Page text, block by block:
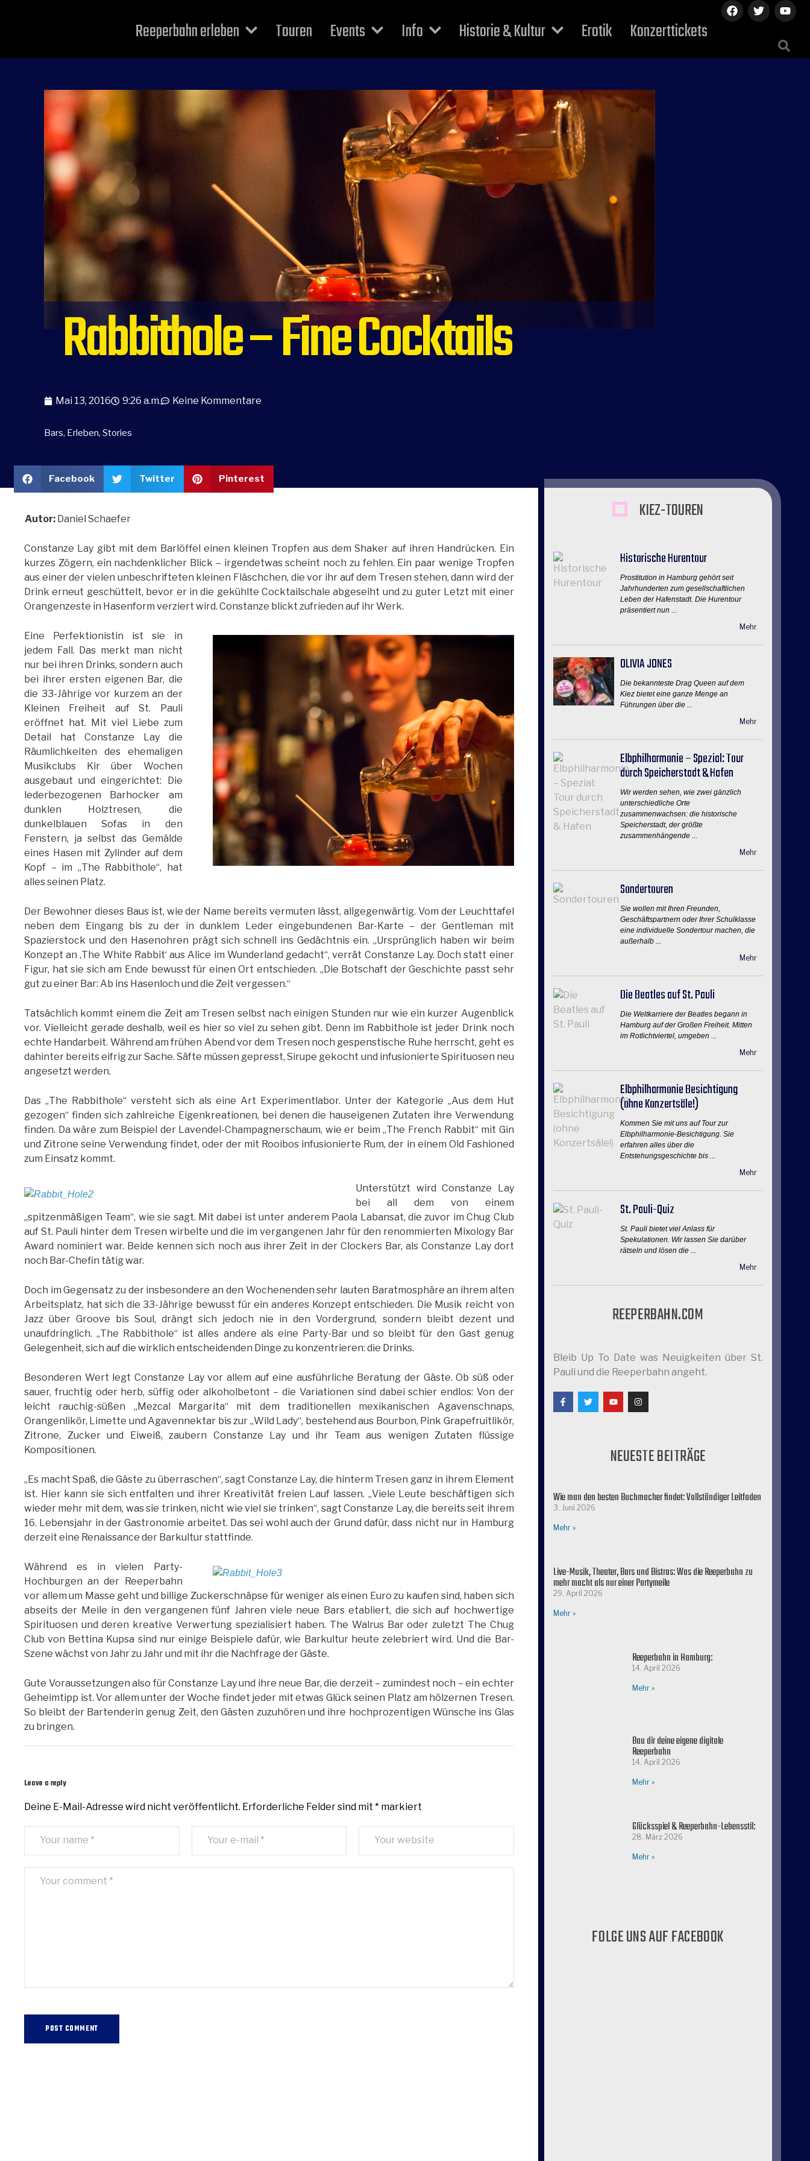
Reeperbahn erleben Touren Events Info Historie & Kultur Erotik Konzerttickets
Rabbithole – Fine Cocktails
Mai 13, 2016 9:26 a.m. Keine Kommentare
Bars, Erleben, Stories
Facebook Twitter Pinterest
Autor: Daniel Schaefer
Constanze Lay gibt mit dem Barlöffel einen kleinen Tropfen aus dem Shaker auf ihren Handrücken. Ein
kurzes Zögern, ein nachdenklicher Blick – irgendetwas scheint noch zu fehlen. Ein paar wenige Tropfen
aus einer der vielen unbeschrifteten kleinen Fläschchen, die vor ihr auf dem Tresen stehen, dann wird der
Drink erneut geschüttelt, bevor er in die gekühlte Cocktailschale abgeseiht und zu guter Letzt mit einer
Orangenzeste in Hasenform verziert wird. Constanze blickt zufrieden auf ihr Werk.
Eine Perfektionistin ist sie in
jedem Fall. Das merkt man nicht
nur bei ihren Drinks, sondern auch
bei ihrer ersten eigenen Bar, die
die 33-Jährige vor kurzem an der
Kleinen Freiheit auf St. Pauli
eröffnet hat. Mit viel Liebe zum
Detail hat Constanze Lay die
Räumlichkeiten des ehemaligen
Musikclubs Kir über Wochen
ausgebaut und eingerichtet: Die
lederbezogenen Barhocker am
dunklen Holztresen, die
dunkelblauen Sofas in den
Fenstern, ja selbst das Gemälde
eines Hasen mit Zylinder auf dem
Kopf – im „The Rabbithole“, hat
alles seinen Platz.
Der Bewohner dieses Baus ist, wie der Name bereits vermuten lässt, allgegenwärtig. Vom der Leuchttafel
neben dem Eingang bis zu der in dunklem Leder eingebundenen Bar-Karte – der Gentleman mit
Spazierstock und den Hasenohren prägt sich schnell ins Gedächtnis ein. „Ursprünglich haben wir beim
Konzept an ‚The White Rabbit‘ aus Alice im Wunderland gedacht“, verrät Constanze Lay. Doch statt einer
Figur, hat sie sich am Ende bewusst für einen Ort entschieden. „Die Botschaft der Geschichte passt sehr
gut zu einer Bar: Ab ins Hasenloch und die Zeit vergessen.“
Tatsächlich kommt einem die Zeit am Tresen selbst nach einigen Stunden nur wie ein kurzer Augenblick
vor. Vielleicht gerade deshalb, weil es hier so viel zu sehen gibt. Denn im Rabbithole ist jeder Drink noch
echte Handarbeit. Während am frühen Abend vor dem Tresen noch gespenstische Ruhe herrscht, geht es
dahinter bereits eifrig zur Sache. Säfte müssen gepresst, Sirupe gekocht und infusionierte Spirituosen neu
angesetzt werden.
Das „The Rabbithole“ versteht sich als eine Art Experimentlabor. Unter der Kategorie „Aus dem Hut
gezogen“ finden sich zahlreiche Eigenkreationen, bei denen die hauseigenen Zutaten ihre Verwendung
finden. Da wäre zum Beispiel der Lavendel-Champagnerschaum, wie er beim „The French Rabbit“ mit Gin
und Zitrone seine Verwendung findet, oder der mit Rooibos infusionierte Rum, der in einem Old Fashioned
zum Einsatz kommt.
Unterstützt wird Constanze Lay
bei all dem von einem
„spitzenmäßigen Team“, wie sie sagt. Mit dabei ist unter anderem Paola Labansat, die zuvor im Chug Club
auf St. Pauli hinter dem Tresen wirbelte und die im vergangenen Jahr für den renommierten Mixology Bar
Award nominiert war. Beide kennen sich noch aus ihrer Zeit in der Clockers Bar, als Constanze Lay dort
noch Bar-Chefin tätig war.
Doch im Gegensatz zu der insbesondere an den Wochenenden sehr lauten Baratmosphäre an ihrem alten
Arbeitsplatz, hat sich die 33-Jährige bewusst für ein anderes Konzept entschieden. Die Musik reicht von
Jazz über Groove bis Soul, drängt sich jedoch nie in den Vordergrund, sondern bleibt dezent und
unaufdringlich. „The Rabbithole“ ist alles andere als eine Party-Bar und so bleibt für den Gast genug
Gelegenheit, sich auf die wirklich entscheidenden Dinge zu konzentrieren: die Drinks.
Besonderen Wert legt Constanze Lay vor allem auf eine ausführliche Beratung der Gäste. Ob süß oder
sauer, fruchtig oder herb, süffig oder alkoholbetont – die Variationen sind dabei schier endlos: Von der
leicht rauchig-süßen „Mezcal Margarita“ mit dem traditionellen mexikanischen Agavenschnaps,
Orangenlikör, Limette und Agavennektar bis zur „Wild Lady“, bestehend aus Bourbon, Pink Grapefruitlikör,
Zitrone, Zucker und Eiweiß, zaubern Constanze Lay und ihr Team aus wenigen Zutaten flüssige
Kompositionen.
„Es macht Spaß, die Gäste zu überraschen“, sagt Constanze Lay, die hinterm Tresen ganz in ihrem Element
ist. Hier kann sie sich entfalten und ihrer Kreativität freien Lauf lassen. „Viele Leute beschäftigen sich
wieder mehr mit dem, was sie trinken, nicht wie viel sie trinken“, sagt Constanze Lay, die bereits seit ihrem
16. Lebensjahr in der Gastronomie arbeitet. Das sei wohl auch der Grund dafür, dass nicht nur in Hamburg
derzeit eine Renaissance der Barkultur stattfinde.
Während es in vielen Party-
Hochburgen an der Reeperbahn
vor allem um Masse geht und billige Zuckerschnäpse für weniger als einen Euro zu kaufen sind, haben sich
abseits der Meile in den vergangenen fünf Jahren viele neue Bars etabliert, die sich auf hochwertige
Spirituosen und deren kreative Verwertung spezialisiert haben. The Walrus Bar oder zuletzt The Chug
Club von Bettina Kupsa sind nur einige Beispiele dafür, wie Barkultur heute zelebriert wird. Und die Bar-
Szene wächst von Jahr zu Jahr und mit ihr die Nachfrage der Gäste.
Gute Voraussetzungen also für Constanze Lay und ihre neue Bar, die derzeit – zumindest noch – ein echter
Geheimtipp ist. Vor allem unter der Woche findet jeder mit etwas Glück seinen Platz am hölzernen Tresen.
So bleibt der Bartenderin genug Zeit, den Gästen zuzuhören und ihre hochprozentigen Wünsche ins Glas
zu bringen.
Leave a reply
Deine E-Mail-Adresse wird nicht veröffentlicht. Erforderliche Felder sind mit * markiert
KIEZ-TOUREN
Historische Hurentour
Prostitution in Hamburg gehört seit
Jahrhunderten zum gesellschaftlichen
Leben der Hafenstadt. Die Hurentour
präsentiert nun ...
Mehr
OLIVIA JONES
Die bekannteste Drag Queen auf dem
Kiez bietet eine ganze Menge an
Führungen über die ...
Mehr
Elbphilharmonie – Spezial: Tour
durch Speicherstadt & Hafen
Wir werden sehen, wie zwei gänzlich
unterschiedliche Orte
zusammenwachsen: die historische
Speicherstadt, der größte
zusammenhängende ...
Mehr
Sondertouren
Sie wollen mit Ihren Freunden,
Geschäftspartnern oder Ihrer Schulklasse
eine individuelle Sondertour machen, die
außerhalb ...
Mehr
Die Beatles auf St. Pauli
Die Weltkarriere der Beatles begann in
Hamburg auf der Großen Freiheit. Mitten
im Rotlichtviertel, umgeben ...
Mehr
Elbphilharmonie Besichtigung
(ohne Konzertsäle!)
Kommen Sie mit uns auf Tour zur
Elbphilharmonie-Besichtigung. Sie
erfahren alles über die
Entstehungsgeschichte bis ...
Mehr
St. Pauli-Quiz
St. Pauli bietet viel Anlass für
Spekulationen. Wir lassen Sie darüber
rätseln und lösen die ...
Mehr
REEPERBAHN.COM
Bleib Up To Date was Neuigkeiten über St.
Pauli und die Reeperbahn angeht.
NEUESTE BEITRÄGE
Wie man den besten Buchmacher findet: Vollständiger Leitfaden
3. Juni 2026
Mehr »
Live-Musik, Theater, Bars und Bistros: Was die Reeperbahn zu
mehr macht als nur einer Partymeile
29. April 2026
Mehr »
Reeperbahn in Hamburg:
14. April 2026
Mehr »
Bau dir deine eigene digitale
Reeperbahn
14. April 2026
Mehr »
Glücksspiel & Reeperbahn-Lebensstil:
28. März 2026
Mehr »
FOLGE UNS AUF FACEBOOK